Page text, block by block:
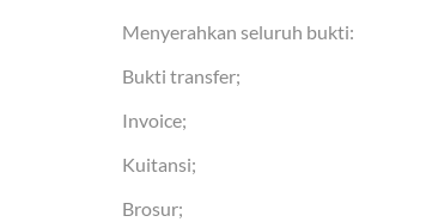
Menyerahkan seluruh bukti:
Bukti transfer;
Invoice;
Kuitansi;
Brosur;